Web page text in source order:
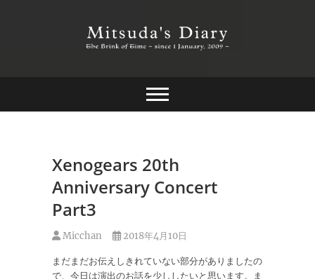
Mitsuda's Diary
Xenogears 20th
Anniversary Concert
Part3
Micchan 2018年4月10日
まだまだお伝えしきれていない部分がありましたの
で、今日は演出のお話を少ししたいと思います。ま